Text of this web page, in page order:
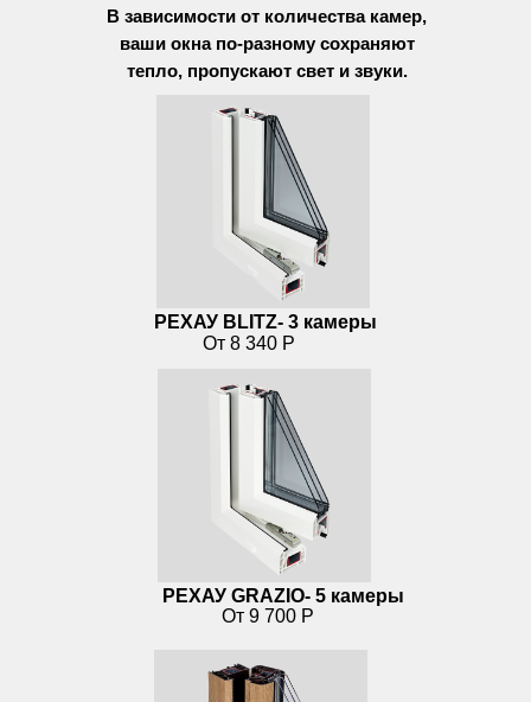
От 8 340 Р
РЕХАУ BLITZ- 3 камеры
От 9 700 Р
РЕХАУ GRAZIO- 5 камеры
В зависимости от количества камер,
ваши окна по-разному сохраняют
тепло, пропускают свет и звуки.